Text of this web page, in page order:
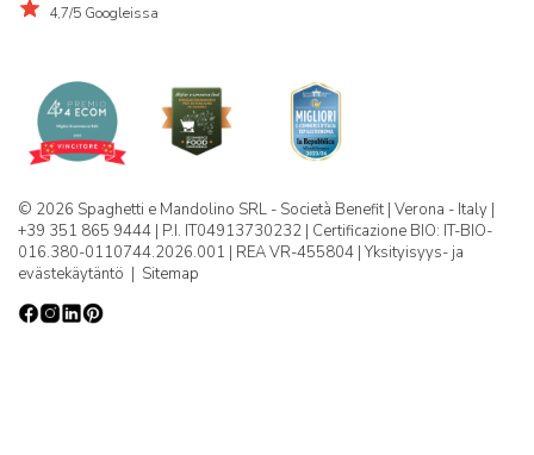
4,7/5 Googleissa
© 2026 Spaghetti e Mandolino SRL - Società Benefit | Verona - Italy |
+39 351 865 9444 | P.I. IT04913730232 | Certificazione BIO: IT-BIO-
016.380-0110744.2026.001 | REA VR-455804 |Yksityisyys- ja
evästekäytäntö | Sitemap